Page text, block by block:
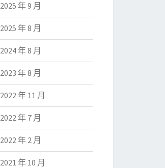
2025 年 9 月
2025 年 8 月
2024 年 8 月
2023 年 8 月
2022 年 11 月
2022 年 7 月
2022 年 2 月
2021 年 10 月